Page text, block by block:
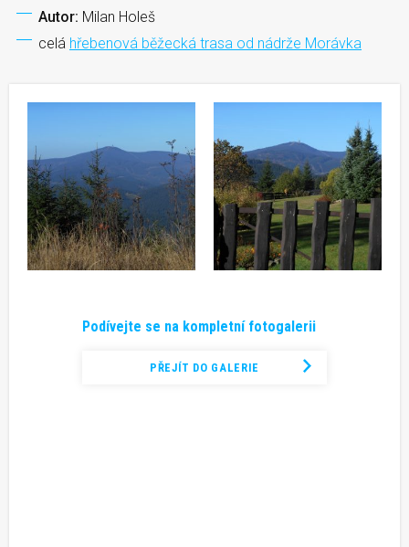
Autor: Milan Holeš
celá hřebenová běžecká trasa od nádrže Morávka
Podívejte se na kompletní fotogalerii
PŘEJÍT DO GALERIE